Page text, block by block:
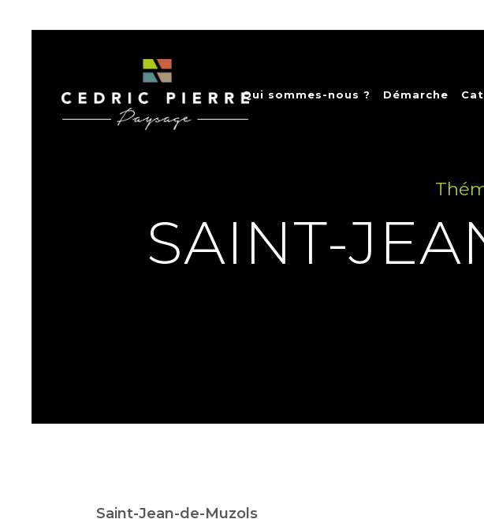
Qui sommes-nous ? Démarche
SAINT-
Saint-Jean-de-Muzols